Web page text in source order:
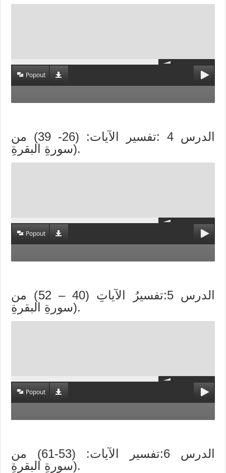
Popout
الدرس 4 :تفسير الآيات: (26- 39) من
سورةِ البقرةِ).
Popout
الدرس 5:تفسيرُ الآياتِ (40 – 52) من
سورةِ البقرةِ).
Popout
الدرس 6:تفسير الآيات: (53-61) من
سورةِ البقرةِ).